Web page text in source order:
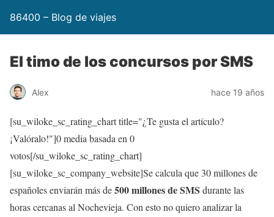
86400 – Blog de viajes
El timo de los concursos por SMS
Alex hace 19 años
[su_wiloke_sc_rating_chart title="¿Te gusta el artículo?
¡Valóralo!"]0media basada en 0
votos[/su_wiloke_sc_rating_chart]
[su_wiloke_sc_company_website]Se calcula que 30 millones de
españoles enviarán más de500 millones de SMS durante las
horas cercanas al Nochevieja. Con esto no quiero analizar la